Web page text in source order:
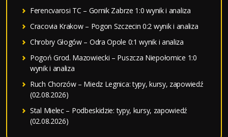
Ferencvarosi TC – Gornik Zabrze 1:0 wynik i analiza
Cracovia Krakow – Pogon Szczecin 0:2 wynik i analiza
Chrobry Głogów – Odra Opole 0:1 wynik i analiza
Pogoń Grod. Mazowiecki – Puszcza Niepołomice 1:0
wynik i analiza
Ruch Chorzów – Miedz Legnica: typy, kursy, zapowiedź
(02.08.2026)
Stal Mielec – Podbeskidzie: typy, kursy, zapowiedź
(02.08.2026)